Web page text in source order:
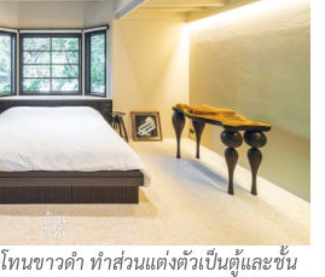
ทนขาวดำ ทำส่วนแต่งตัวเป็นตู้และชั้น